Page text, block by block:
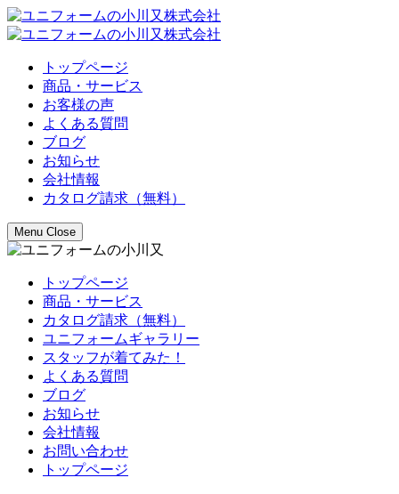
トップページ
商品・サービス
お客様の声
よくある質問
ブログ
お知らせ
会社情報
カタログ請求（無料）
Menu Close
トップページ
商品・サービス
カタログ請求（無料）
ユニフォームギャラリー
スタッフが着てみた！
よくある質問
ブログ
お知らせ
会社情報
お問い合わせ
トップページ